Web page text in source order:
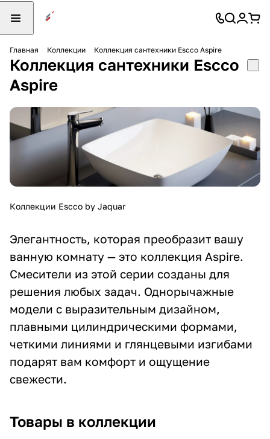
Главная Коллекции Коллекция сантехники Escco Aspire
Коллекция сантехники Escco
Aspire
Коллекции Escco by Jaquar
Элегантность, которая преобразит вашу
ванную комнату — это коллекция Aspire.
Смесители из этой серии созданы для
решения любых задач. Однорычажные
модели с выразительным дизайном,
плавными цилиндрическими формами,
четкими линиями и глянцевыми изгибами
подарят вам комфорт и ощущение
свежести.
Товары в коллекции